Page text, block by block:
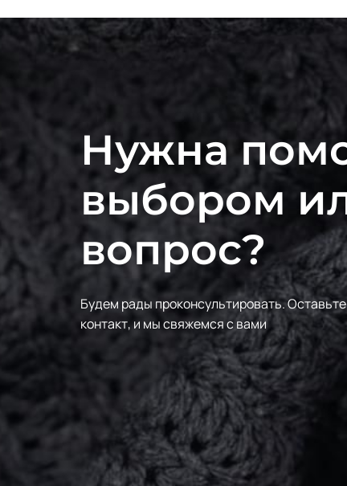
Нужна
выбором
вопрос?
Будем рады проконсультировать.
контакт, и мы свяжемся с вами